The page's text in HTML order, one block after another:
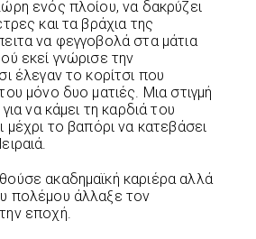
ενός πλοίου, να δακρύζει
και τα βράχια της
να φεγγοβολά στα μάτια
εκεί γνώρισε την
έλεγαν το κορίτσι που
μόνο δυο ματιές. Μια στιγμή
να κάμει τη καρδιά του
μέχρι το βαπόρι να κατεβάσει
ακαδημαϊκή καριέρα αλλά
πολέμου άλλαξε τον
εποχή.